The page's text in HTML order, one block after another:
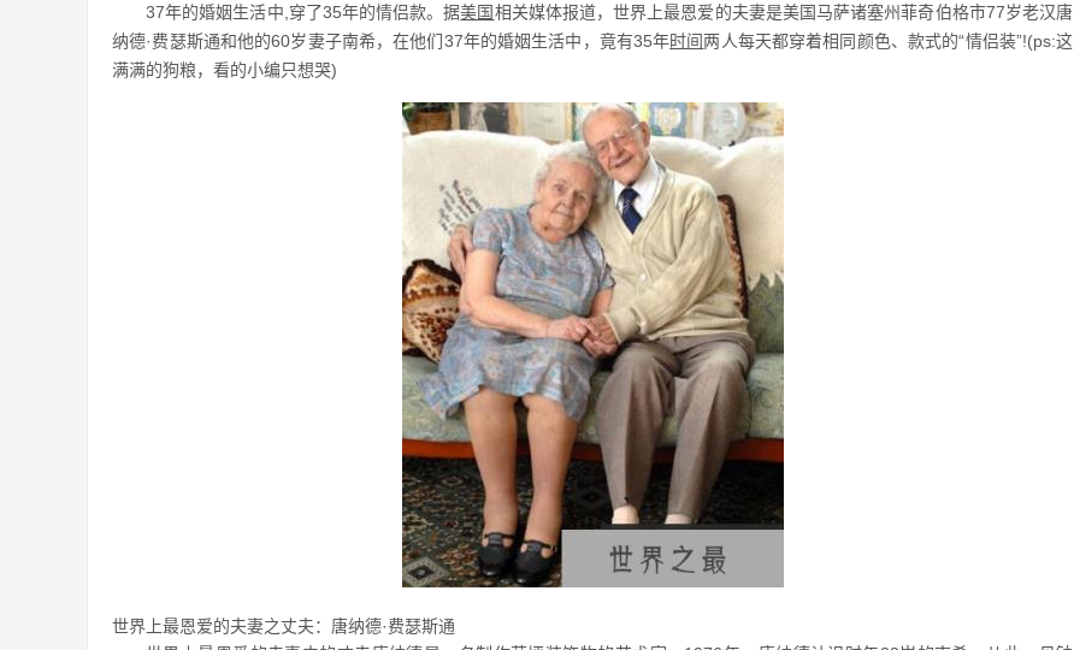
37年的婚姻生活中,穿了35年的情侣款。据美国相关媒体报道，世界上最恩爱的夫妻是美国马萨诸塞州菲奇伯格市77岁老汉唐
纳德·费瑟斯通和他的60岁妻子南希，在他们37年的婚姻生活中，竟有35年时间两人每天都穿着相同颜色、款式的“情侣装”!(ps:这
满满的狗粮，看的小编只想哭)
世界上最恩爱的夫妻之丈夫：唐纳德·费瑟斯通